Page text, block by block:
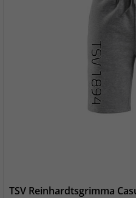
TSV Reinhardtsgrimma